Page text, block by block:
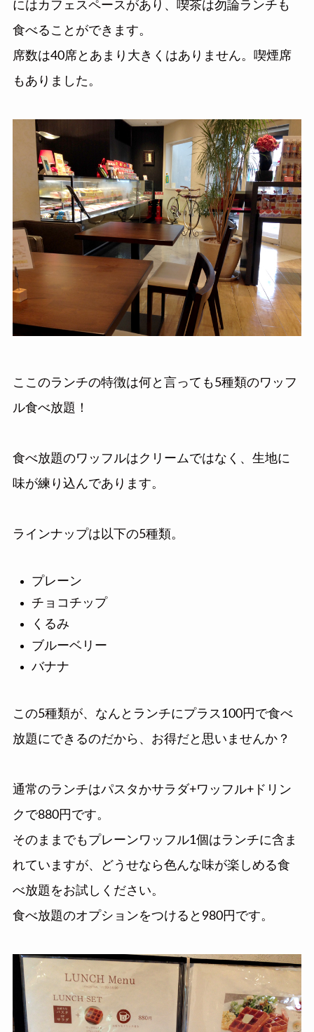
にはカフェスペースがあり、喫茶は勿論ランチも
食べることができます。
席数は40席とあまり大きくはありません。喫煙席
もありました。
ここのランチの特徴は何と言っても5種類のワッフ
ル食べ放題！
食べ放題のワッフルはクリームではなく、生地に
味が練り込んであります。
ラインナップは以下の5種類。
プレーン
チョコチップ
くるみ
ブルーベリー
バナナ
この5種類が、なんとランチにプラス100円で食べ
放題にできるのだから、お得だと思いませんか？
通常のランチはパスタかサラダ+ワッフル+ドリン
クで880円です。
そのままでもプレーンワッフル1個はランチに含ま
れていますが、どうせなら色んな味が楽しめる食
べ放題をお試しください。
食べ放題のオプションをつけると980円です。